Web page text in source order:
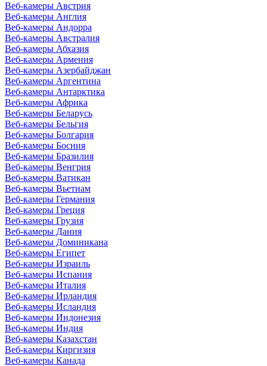
Веб-камеры Австрия
Веб-камеры Англия
Веб-камеры Андорра
Веб-камеры Австралия
Веб-камеры Абхазия
Веб-камеры Армения
Веб-камеры Азербайджан
Веб-камеры Аргентина
Веб-камеры Антарктика
Веб-камеры Африка
Веб-камеры Беларусь
Веб-камеры Бельгия
Веб-камеры Болгария
Веб-камеры Босния
Веб-камеры Бразилия
Веб-камеры Венгрия
Веб-камеры Ватикан
Веб-камеры Вьетнам
Веб-камеры Германия
Веб-камеры Греция
Веб-камеры Грузия
Веб-камеры Дания
Веб-камеры Доминикана
Веб-камеры Египет
Веб-камеры Израиль
Веб-камеры Испания
Веб-камеры Италия
Веб-камеры Ирландия
Веб-камеры Исландия
Веб-камеры Индонезия
Веб-камеры Индия
Веб-камеры Казахстан
Веб-камеры Киргизия
Веб-камеры Канада